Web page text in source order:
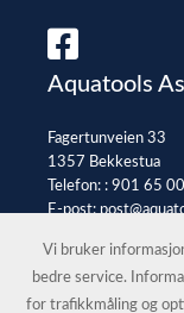
Aquatools As
Fagertunveien 33
1357 Bekkestua
Telefon: : 901 65
E-post:
Vi bruker
bedre service.
for trafikkmåling og